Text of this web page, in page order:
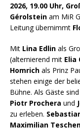
2026, 19.00 Uhr,
Gérolstein am MiR
Leitung übernimmt
Mit Lina Edlin als
(alternierend mit Elia
Homrich als Prinz
stehen einige der
Bühne. Als Gäste
Piotr Prochera und
zu erleben.
Maximilian